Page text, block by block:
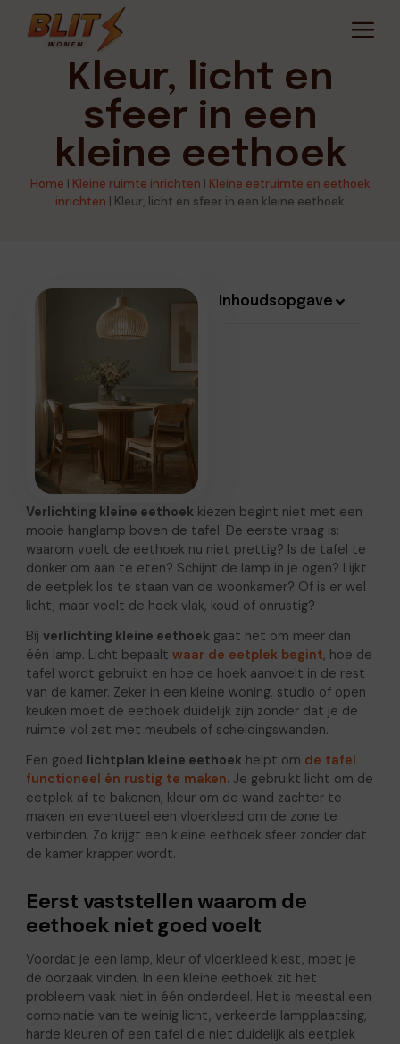
Kleur, licht en
sfeer in een
kleine eethoek
Home | Kleine ruimte inrichten | Kleine eetruimte en eethoek
inrichten | Kleur, licht en sfeer in een kleine eethoek
Verlichting kleine eethoekkiezen begint niet met een
mooie hanglamp boven de tafel. De eerste vraag is:
waarom voelt de eethoek nu niet prettig? Is de tafel te
donker om aan te eten? Schijnt de lamp in je ogen? Lijkt
de eetplek los te staan van de woonkamer? Of is er wel
licht, maar voelt de hoek vlak, koud of onrustig?
Bij verlichting kleine eethoekgaat het om meer dan
één lamp. Licht bepaalt waar de eetplek begint, hoe de
tafel wordt gebruikt en hoe de hoek aanvoelt in de rest
van de kamer. Zeker in een kleine woning, studio of open
keuken moet de eethoek duidelijk zijn zonder dat je de
ruimte vol zet met meubels of scheidingswanden.
Een goed lichtplan kleine eethoekhelpt om de tafel
functioneel én rustig te maken. Je gebruikt licht om de
eetplek af te bakenen, kleur om de wand zachter te
maken en eventueel een vloerkleed om de zone te
verbinden. Zo krijgt een kleine eethoek sfeer zonder dat
de kamer krapper wordt.
Eerst vaststellen waarom de
eethoek niet goed voelt
Voordat je een lamp, kleur of vloerkleed kiest, moet je
de oorzaak vinden. In een kleine eethoek zit het
probleem vaak niet in één onderdeel. Het is meestal een
combinatie van te weinig licht, verkeerde lampplaatsing,
harde kleuren of een tafel die niet duidelijk als eetplek
Inhoudsopgave